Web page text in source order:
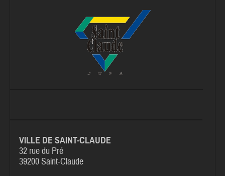
VILLE DE SAINT-CLAUDE
32 rue du Pré
39200 Saint-Claude